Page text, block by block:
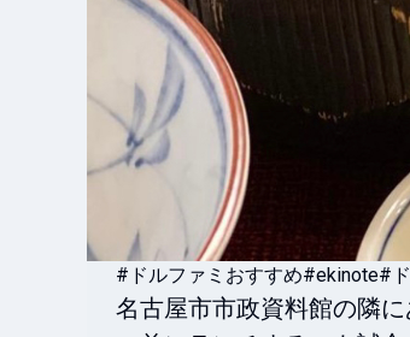
#ドルファミおすすめ#ekinote#
名古屋市市政資料館の隣